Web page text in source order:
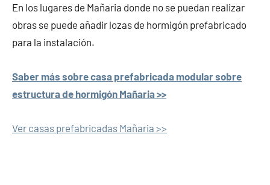
En los lugares de Mañaria donde no se puedan realizar
obras se puede añadir lozas de hormigón prefabricado
para la instalación.
Saber más sobre casa prefabricada modular sobre
estructura de hormigón Mañaria >>
Ver casas prefabricadas Mañaria >>